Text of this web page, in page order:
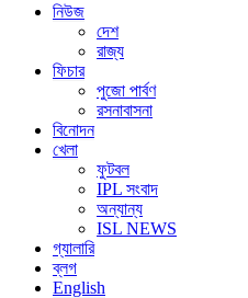
নিউজ
দেশ
রাজ্য
ফিচার
পুজো পার্বণ
রসনাবাসনা
বিনোদন
খেলা
ফুটবল
IPL সংবাদ
অন্যান্য
ISL NEWS
গ্যালারি
ব্লগ
English